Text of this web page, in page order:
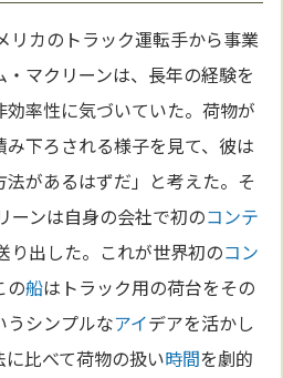
リカのトラック運転手から事業
マクリーンは、長年の経験を
率性に気づいていた。荷物が
下ろされる様子を見て、彼は
法があるはずだ」と考えた。そ
ーンは自身の会社で初のコンテ
り出した。これが世界初のコン
の船はトラック用の荷台をその
うシンプルなアイデアを活かし
比べて荷物の扱い時間を劇的